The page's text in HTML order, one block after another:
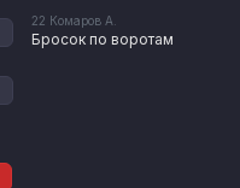
22 Комаров А.
Бросок по воротам